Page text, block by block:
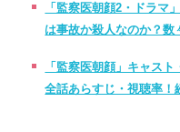
「監察医朝顔2・ドラマ
は事故か殺人なのか？数
「監察医朝顔」キャス
全話あらすじ・視聴率！